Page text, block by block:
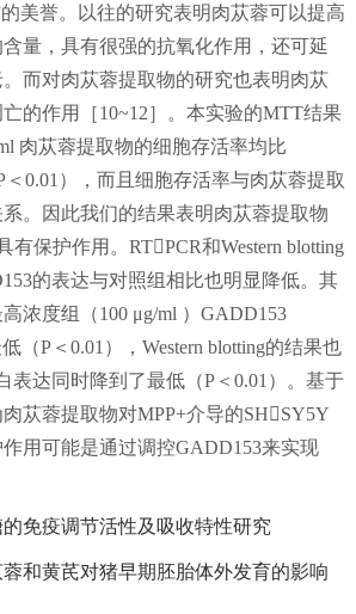
美誉。以往的研究表明肉苁蓉可以提高
量，具有很强的抗氧化作用，还可延
而对肉苁蓉提取物的研究也表明肉苁
的作用［10~12］。本实验的MTT结果
肉苁蓉提取物的细胞存活率均比
＜0.01），而且细胞存活率与肉苁蓉提取
。因此我们的结果表明肉苁蓉提取物
有保护作用。RTPCR和Western blotting
的表达与对照组相比也明显降低。其
浓度组（100 μg/ml ）GADD153
（P＜0.01），Western blotting的结果也
表达同时降到了最低（P＜0.01）。基于
肉苁蓉提取物对MPP+介导的SHSY5Y
用可能是通过调控GADD153来实现
免疫调节活性及吸收特性研究
和黄芪对猪早期胚胎体外发育的影响